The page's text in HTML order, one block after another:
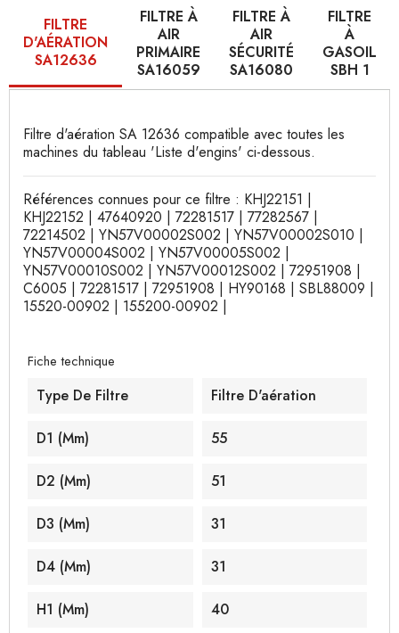
FILTRE
D'AÉRATION
SA12636
FILTRE À
AIR
PRIMAIRE
SA16059
FILTRE À
AIR
SÉCURITÉ
SA16080
FILTRE
À
GASOIL
SBH 1
Filtre d'aération SA 12636 compatible avec toutes les
machines du tableau 'Liste d'engins' ci-dessous.
Références connues pour ce filtre : KHJ22151 |
KHJ22152 | 47640920 | 72281517 | 77282567 |
72214502 | YN57V00002S002 | YN57V00002S010 |
YN57V00004S002 | YN57V00005S002 |
YN57V00010S002 | YN57V00012S002 | 72951908 |
C6005 | 72281517 | 72951908 | HY90168 | SBL88009 |
15520-00902 | 155200-00902 |
Fiche technique
Type De Filtre Filtre D'aération
D1 (mm) 55
D2 (mm) 51
D3 (mm) 31
D4 (mm) 31
H1 (mm) 40